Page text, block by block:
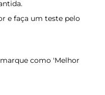
e faça um teste pelo
como 'Melhor